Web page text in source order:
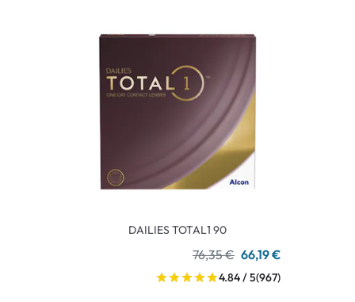
DAILIES TOTAL1 90
76,35 € 66,19 €
4.84 / 5(967)